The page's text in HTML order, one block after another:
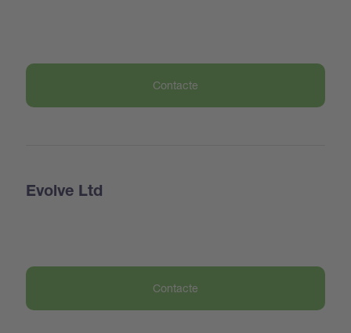
Contacte
Evolve Ltd
Contacte